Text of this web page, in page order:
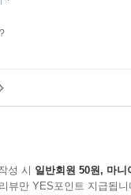
성 시 일반회원 50원, 마니
뷰만 YES포인트 지급됩니